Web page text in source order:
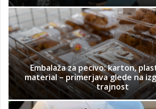
Embalaža za pecivo: karton,
material – primerjava glede na
trajnost